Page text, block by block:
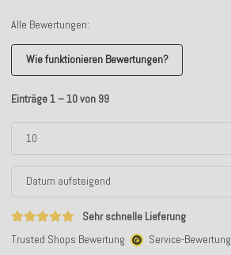
Alle Bewertungen:
Wie funktionieren Bewertungen?
Einträge 1 – 10 von 99
Sehr schnelle Lieferung
Trusted Shops Bewertung
Service-Bewertung